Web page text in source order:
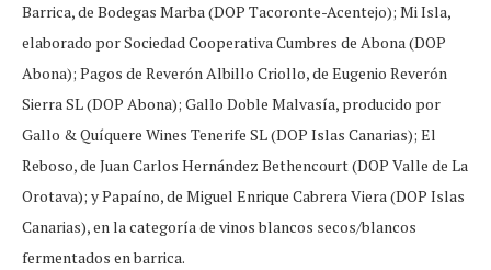
Barrica, de Bodegas Marba (DOP Tacoronte-Acentejo); Mi Isla,
elaborado por Sociedad Cooperativa Cumbres de Abona (DOP
Abona); Pagos de Reverón Albillo Criollo, de Eugenio Reverón
Sierra SL (DOP Abona); Gallo Doble Malvasía, producido por
Gallo & Quíquere Wines Tenerife SL (DOP Islas Canarias); El
Reboso, de Juan Carlos Hernández Bethencourt (DOP Valle de La
Orotava); y Papaíno, de Miguel Enrique Cabrera Viera (DOP Islas
Canarias), en la categoría de vinos blancos secos/blancos
fermentados en barrica.